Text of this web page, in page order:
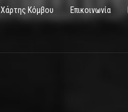
Χάρτης Κόμβου Επικοινωνία